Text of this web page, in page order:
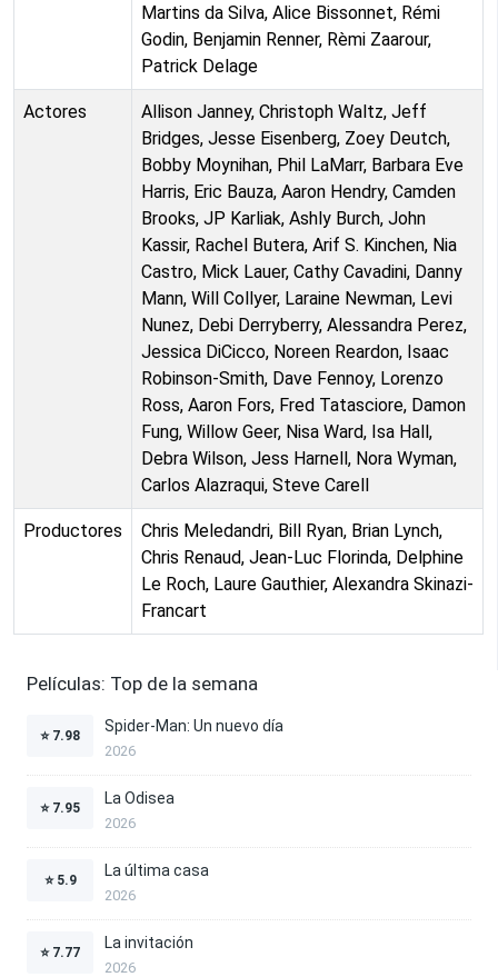
Martins da Silva, Alice Bissonnet, Rémi
Godin, Benjamin Renner, Rèmi Zaarour,
Patrick Delage
Actores
Allison Janney, Christoph Waltz, Jeff
Bridges, Jesse Eisenberg, Zoey Deutch,
Bobby Moynihan, Phil LaMarr, Barbara Eve
Harris, Eric Bauza, Aaron Hendry, Camden
Brooks, JP Karliak, Ashly Burch, John
Kassir, Rachel Butera, Arif S. Kinchen, Nia
Castro, Mick Lauer, Cathy Cavadini, Danny
Mann, Will Collyer, Laraine Newman, Levi
Nunez, Debi Derryberry, Alessandra Perez,
Jessica DiCicco, Noreen Reardon, Isaac
Robinson-Smith, Dave Fennoy, Lorenzo
Ross, Aaron Fors, Fred Tatasciore, Damon
Fung, Willow Geer, Nisa Ward, Isa Hall,
Debra Wilson, Jess Harnell, Nora Wyman,
Carlos Alazraqui, Steve Carell
Productores
Chris Meledandri, Bill Ryan, Brian Lynch,
Chris Renaud, Jean-Luc Florinda, Delphine
Le Roch, Laure Gauthier, Alexandra Skinazi-
Francart
Películas: Top de la semana
⭐ 7.98
Spider-Man: Un nuevo día
2026
⭐ 7.95
La Odisea
2026
⭐ 5.9
La última casa
2026
⭐ 7.77
La invitación
2026